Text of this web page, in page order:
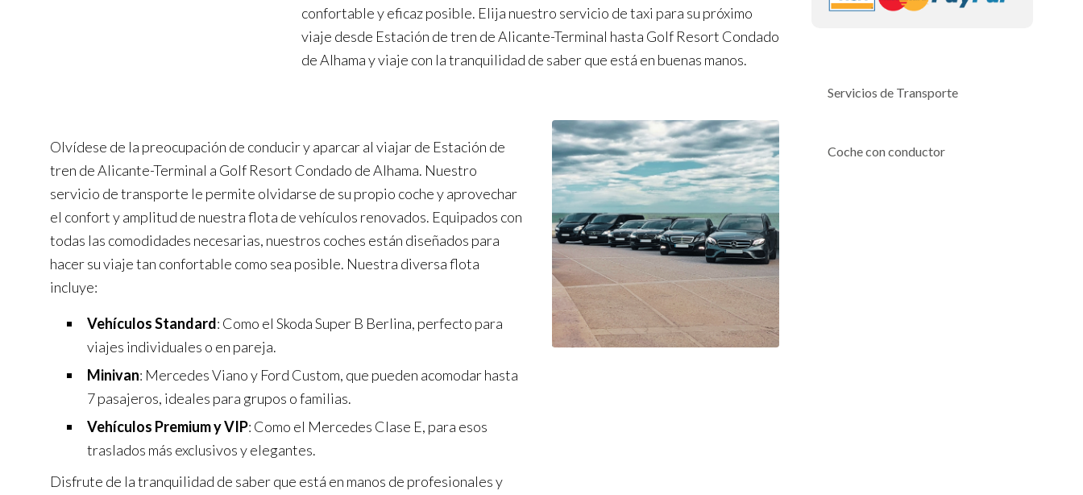
confortable y eficaz posible. Elija nuestro servicio de taxi para su próximo
viaje desde Estación de tren de Alicante-Terminal hasta Golf Resort Condado
de Alhama y viaje con la tranquilidad de saber que está en buenas manos.
Olvídese de la preocupación de conducir y aparcar al viajar de Estación de
tren de Alicante-Terminal a Golf Resort Condado de Alhama. Nuestro
servicio de transporte le permite olvidarse de su propio coche y aprovechar
el confort y amplitud de nuestra flota de vehículos renovados. Equipados con
todas las comodidades necesarias, nuestros coches están diseñados para
hacer su viaje tan confortable como sea posible. Nuestra diversa flota
incluye:
Vehículos Standard: Como el Skoda Super B Berlina, perfecto para
viajes individuales o en pareja.
Minivan: Mercedes Viano y Ford Custom, que pueden acomodar hasta
7 pasajeros, ideales para grupos o familias.
Vehículos Premium y VIP: Como el Mercedes Clase E, para esos
traslados más exclusivos y elegantes.
Disfrute de la tranquilidad de saber que está en manos de profesionales y
Servicios de Transporte
Coche con conductor